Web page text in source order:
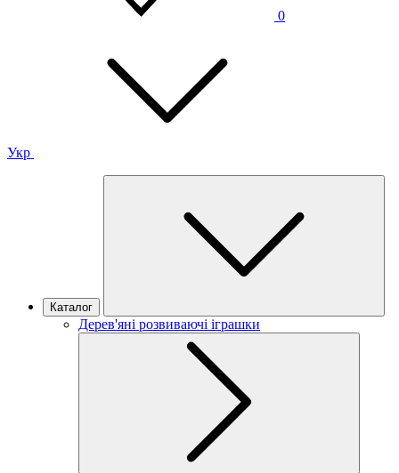
0
Укр
Каталог
Дерев'яні розвиваючі іграшки